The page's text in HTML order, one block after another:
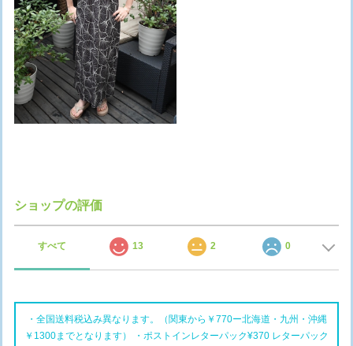
ショップの評価
すべて 13 2 0
・全国送料税込み異なります。（関東から￥770ー北海道・九州・沖縄
￥1300までとなります） ・ポストインレターパック¥370 レターパック